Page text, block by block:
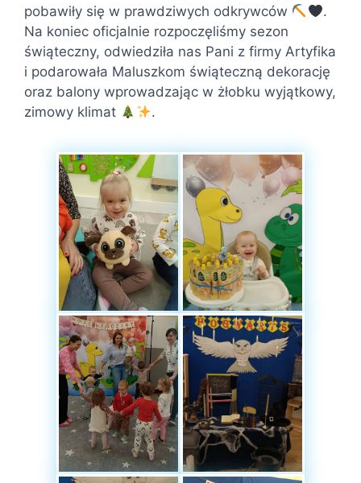
pobawiły się w prawdziwych odkrywców
.
Na koniec oficjalnie rozpoczęliśmy sezon
świąteczny, odwiedziła nas Pani z firmy Artyfika
i podarowała Maluszkom świąteczną dekorację
oraz balony wprowadzając w żłobku wyjątkowy,
zimowy klimat
.